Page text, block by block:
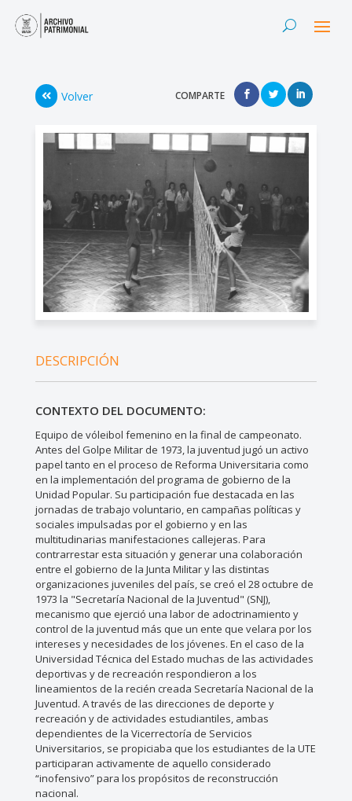
Volver COMPARTE
DESCRIPCIÓN
CONTEXTO DEL DOCUMENTO:
Equipo de vóleibol femenino en la final de campeonato.
Antes del Golpe Militar de 1973, la juventud jugó un activo
papel tanto en el proceso de Reforma Universitaria como
en la implementación del programa de gobierno de la
Unidad Popular. Su participación fue destacada en las
jornadas de trabajo voluntario, en campañas políticas y
sociales impulsadas por el gobierno y en las
multitudinarias manifestaciones callejeras. Para
contrarrestar esta situación y generar una colaboración
entre el gobierno de la Junta Militar y las distintas
organizaciones juveniles del país, se creó el 28 octubre de
1973 la "Secretaría Nacional de la Juventud" (SNJ),
mecanismo que ejerció una labor de adoctrinamiento y
control de la juventud más que un ente que velara por los
intereses y necesidades de los jóvenes. En el caso de la
Universidad Técnica del Estado muchas de las actividades
deportivas y de recreación respondieron a los
lineamientos de la recién creada Secretaría Nacional de la
Juventud. A través de las direcciones de deporte y
recreación y de actividades estudiantiles, ambas
dependientes de la Vicerrectoría de Servicios
Universitarios, se propiciaba que los estudiantes de la UTE
participaran activamente de aquello considerado
“inofensivo” para los propósitos de reconstrucción
nacional.